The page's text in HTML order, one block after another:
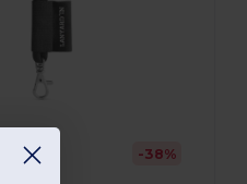
50,37 € -38%